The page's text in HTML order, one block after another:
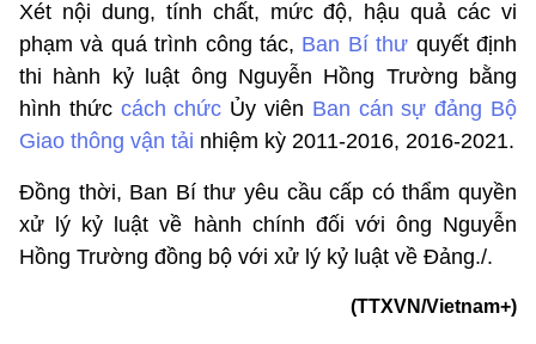
Xét nội dung, tính chất, mức độ, hậu quả các vi
phạm và quá trình công tác, Ban Bí thư quyết định
thi hành kỷ luật ông Nguyễn Hồng Trường bằng
hình thức cách chức Ủy viên Ban cán sự đảng Bộ
Giao thông vận tải nhiệm kỳ 2011-2016, 2016-2021.
Đồng thời, Ban Bí thư yêu cầu cấp có thẩm quyền
xử lý kỷ luật về hành chính đối với ông Nguyễn
Hồng Trường đồng bộ với xử lý kỷ luật về Đảng./.
(TTXVN/Vietnam+)